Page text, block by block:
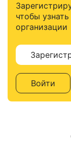
чтобы
организации
Войти